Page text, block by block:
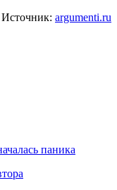
Источник: argumenti.ru
паника